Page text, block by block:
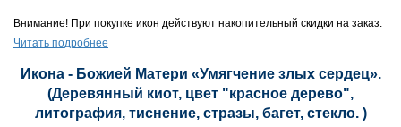
Внимание! При покупке икон действуют накопительный скидки на заказ.
Читать подробнее
Икона - Божией Матери «Умягчение злых сердец».
(Деревянный киот, цвет "красное дерево",
литография, тиснение, стразы, багет, стекло. )